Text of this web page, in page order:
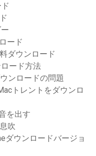
ード
ダウンロード
ード方法
ンロードの問題
トレントをダウンロ
を出す
吹
ダウンロードバージョ